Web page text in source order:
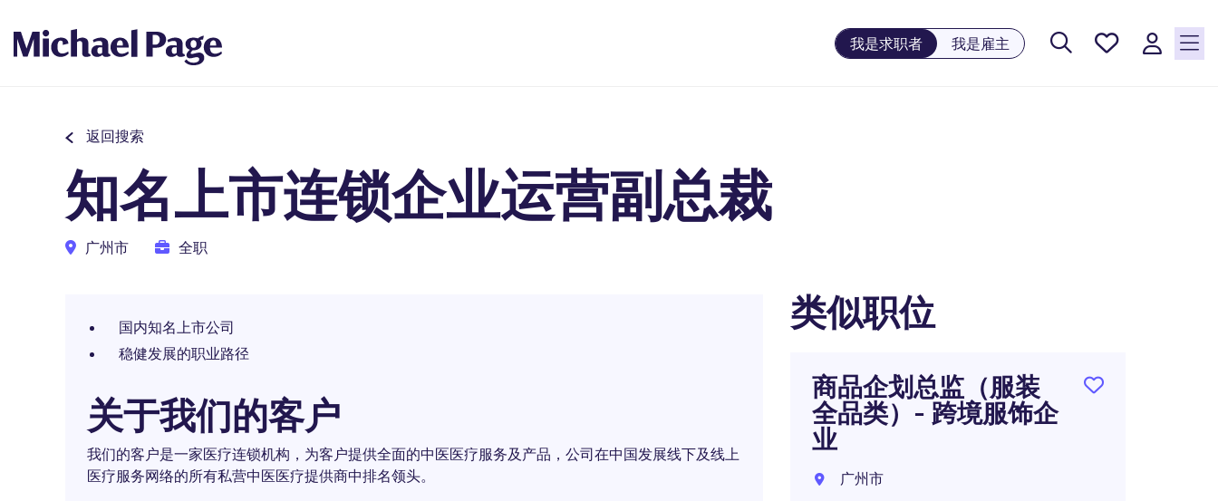
我是求职者 我是雇主
保存工
返回搜索
知名上市连锁企业运营副总裁
广州市 全职
国内知名上市公司
稳健发展的职业路径
关于我们的客户
我们的客户是一家医疗连锁机构，为客户提供全面的中医医疗服务及产品，公司在中国发展线下及线上
医疗服务网络的所有私营中医医疗提供商中排名领头。
类似职位
商品企划总监（服装
全品类）- 跨境服饰企
业
广州市